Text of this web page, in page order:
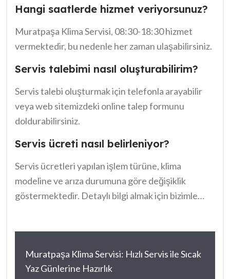
Hangi saatlerde hizmet veriyorsunuz?
Muratpaşa Klima Servisi, 08:30-18:30 hizmet
vermektedir, bu nedenle her zaman ulaşabilirsiniz.
Servis talebimi nasıl oluşturabilirim?
Servis talebi oluşturmak için telefonla arayabilir
veya web sitemizdeki online talep formunu
doldurabilirsiniz.
Servis ücreti nasıl belirleniyor?
Servis ücretleri yapılan işlem türüne, klima
modeline ve arıza durumuna göre değişiklik
göstermektedir. Detaylı bilgi almak için bizimle
Muratpaşa Klima Servisi: Hızlı Servis ile Sıcak
Yaz Günlerine Hazırlık